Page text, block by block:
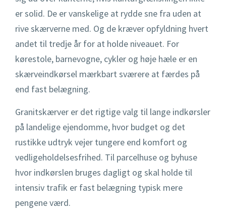
er solid. De er vanskelige at rydde sne fra uden at
rive skærverne med. Og de kræver opfyldning hvert
andet til tredje år for at holde niveauet. For
kørestole, barnevogne, cykler og høje hæle er en
skærveindkørsel mærkbart sværere at færdes på
end fast belægning.
Granitskærver er det rigtige valg til lange indkørsler
på landelige ejendomme, hvor budget og det
rustikke udtryk vejer tungere end komfort og
vedligeholdelsesfrihed. Til parcelhuse og byhuse
hvor indkørslen bruges dagligt og skal holde til
intensiv trafik er fast belægning typisk mere
pengene værd.